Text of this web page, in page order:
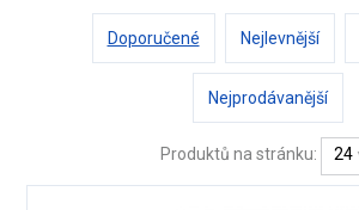
Doporučené Nejlevnější
Nejprodávanější
Produktů na stránku: 24